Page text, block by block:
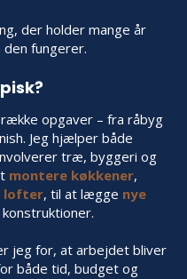
der holder mange år
fungerer.
opgaver – fra råbyg
Jeg hjælper både
træ, byggeri og
montere køkkener,
lofter, til at lægge nye
jeg for, at arbejdet bliver
både tid, budget og